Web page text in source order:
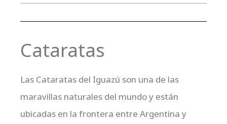
Cataratas
Las Cataratas del Iguazú son una de las
maravillas naturales del mundo y están
ubicadas en la frontera entre Argentina y